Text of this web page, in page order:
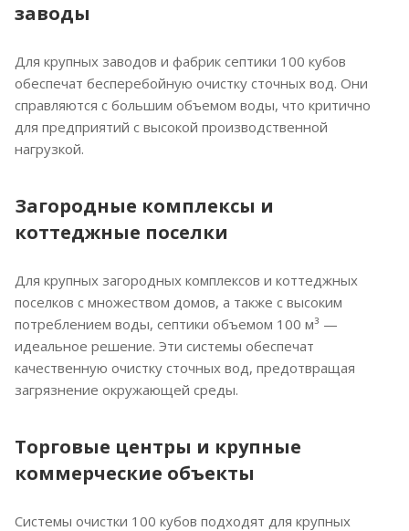
заводы
Для крупных заводов и фабрик септики 100 кубов
обеспечат бесперебойную очистку сточных вод. Они
справляются с большим объемом воды, что критично
для предприятий с высокой производственной
нагрузкой.
Загородные комплексы и
коттеджные поселки
Для крупных загородных комплексов и коттеджных
поселков с множеством домов, а также с высоким
потреблением воды, септики объемом 100 м³ —
идеальное решение. Эти системы обеспечат
качественную очистку сточных вод, предотвращая
загрязнение окружающей среды.
Торговые центры и крупные
коммерческие объекты
Системы очистки 100 кубов подходят для крупных